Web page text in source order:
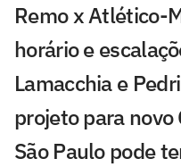
Remo x Atlético-
horário e
Lamacchia e
projeto para novo
São Paulo pode